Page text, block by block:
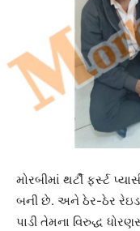
મોરબીમાં થર્ટી ફર્સ્ટ
બની છે. અને ઠેર-ઠેર રેઇડ
પાડી તેમના વિરુદ્ધ